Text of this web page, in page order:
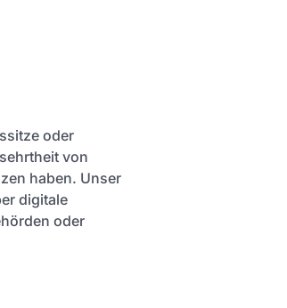
oder
von
haben. Unser
digitale
oder